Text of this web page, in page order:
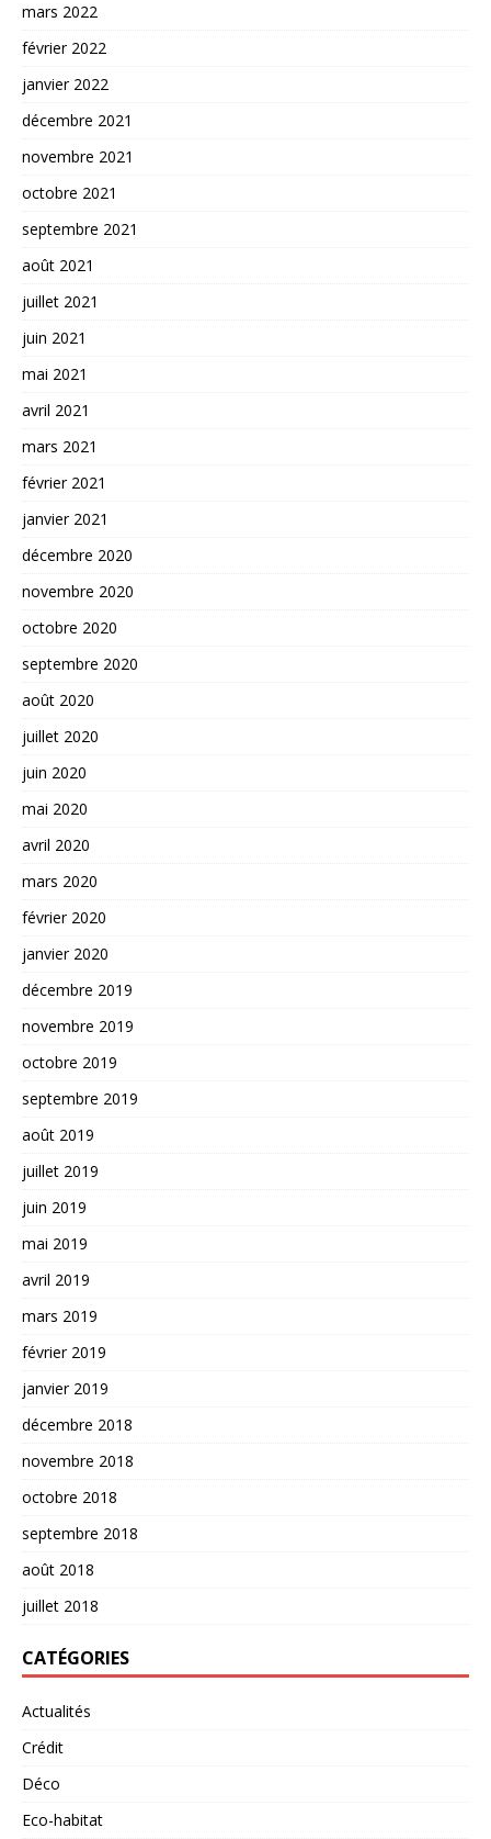
mars 2022
février 2022
janvier 2022
décembre 2021
novembre 2021
octobre 2021
septembre 2021
août 2021
juillet 2021
juin 2021
mai 2021
avril 2021
mars 2021
février 2021
janvier 2021
décembre 2020
novembre 2020
octobre 2020
septembre 2020
août 2020
juillet 2020
juin 2020
mai 2020
avril 2020
mars 2020
février 2020
janvier 2020
décembre 2019
novembre 2019
octobre 2019
septembre 2019
août 2019
juillet 2019
juin 2019
mai 2019
avril 2019
mars 2019
février 2019
janvier 2019
décembre 2018
novembre 2018
octobre 2018
septembre 2018
août 2018
juillet 2018
CATÉGORIES
Actualités
Crédit
Déco
Eco-habitat